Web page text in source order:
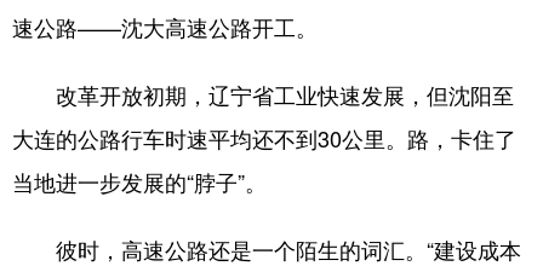
山东 河南
广东 广西 海南 重庆
四川 贵州 云南 西藏
陕西 甘肃
新疆 内蒙古 黑龙江
速公路——沈大高速公路开工。
改革开放初期，辽宁省工业快速发展，但沈阳至
大连的公路行车时速平均还不到30公里。路，卡住了
当地进一步发展的“脖子”。
彼时，高速公路还是一个陌生的词汇。“建设成本